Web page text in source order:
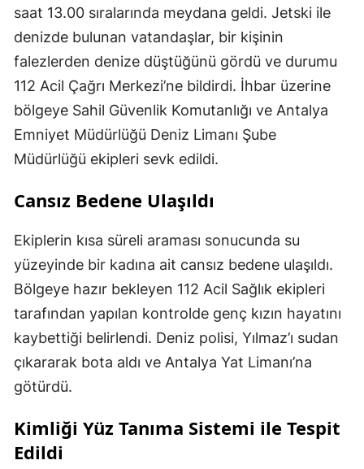
saat 13.00 sıralarında meydana geldi. Jetski ile
denizde bulunan vatandaşlar, bir kişinin
falezlerden denize düştüğünü gördü ve durumu
112 Acil Çağrı Merkezi’ne bildirdi. İhbar üzerine
bölgeye Sahil Güvenlik Komutanlığı ve Antalya
Emniyet Müdürlüğü Deniz Limanı Şube
Müdürlüğü ekipleri sevk edildi.
Cansız Bedene Ulaşıldı
Ekiplerin kısa süreli araması sonucunda su
yüzeyinde bir kadına ait cansız bedene ulaşıldı.
Bölgeye hazır bekleyen 112 Acil Sağlık ekipleri
tarafından yapılan kontrolde genç kızın hayatını
kaybettiği belirlendi. Deniz polisi, Yılmaz’ı sudan
çıkararak bota aldı ve Antalya Yat Limanı’na
götürdü.
Kimliği Yüz Tanıma Sistemi ile Tespit
Edildi